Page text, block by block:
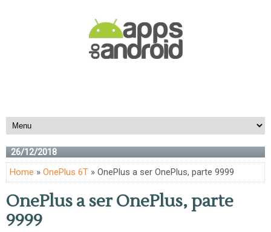
26/12/2018
Home » OnePlus 6T » OnePlus a ser OnePlus, parte 9999
OnePlus a ser OnePlus, parte
9999